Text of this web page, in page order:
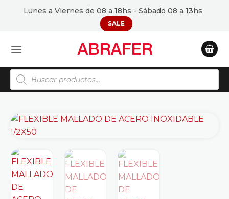
Lunes a Viernes de 08 a 18hs - Sábado 08 a 13hs
SALE
Búsqueda
de
productos